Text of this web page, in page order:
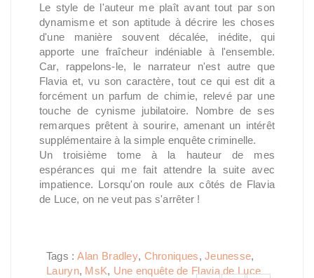
Le style de l'auteur me plaît avant tout par son
dynamisme et son aptitude à décrire les choses
d'une manière souvent décalée, inédite, qui
apporte une fraîcheur indéniable à l'ensemble.
Car, rappelons-le, le narrateur n'est autre que
Flavia et, vu son caractère, tout ce qui est dit a
forcément un parfum de chimie, relevé par une
touche de cynisme jubilatoire. Nombre de ses
remarques prêtent à sourire, amenant un intérêt
supplémentaire à la simple enquête criminelle.
Un troisième tome à la hauteur de mes
espérances qui me fait attendre la suite avec
impatience. Lorsqu'on roule aux côtés de Flavia
de Luce, on ne veut pas s'arrêter !
Tags :Alan Bradley, Chroniques, Jeunesse,
Lauryn, MsK, Une enquête de Flavia de Luce